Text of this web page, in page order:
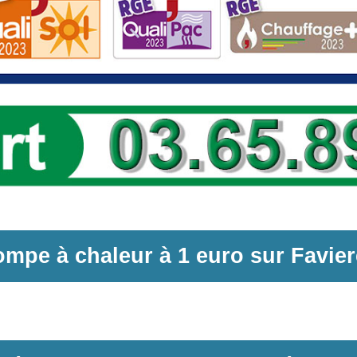
à chaleur à 1 euro sur